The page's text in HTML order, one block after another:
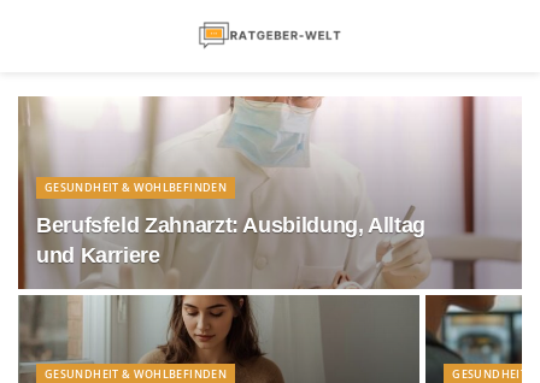
GESUNDHEIT & WOHLBEFINDEN
Berufsfeld Zahnarzt: Ausbildung, Alltag
und Karriere
GESUNDHEIT & WOHLBEFINDEN GESUNDHEIT